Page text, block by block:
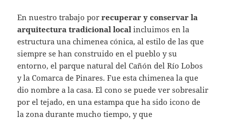
En nuestro trabajo porrecuperar y conservar la
arquitectura tradicional localincluimos en la
estructura una chimenea cónica, al estilo de las que
siempre se han construido en el pueblo y su
entorno, el parque natural del Cañón del Río Lobos
y la Comarca de Pinares. Fue esta chimenea la que
dio nombre a la casa. El cono se puede ver sobresalir
por el tejado, en una estampa que ha sido icono de
la zona durante mucho tiempo, y que